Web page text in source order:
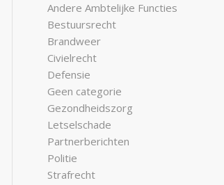
Andere Ambtelijke Functies
Bestuursrecht
Brandweer
Civielrecht
Defensie
Geen categorie
Gezondheidszorg
Letselschade
Partnerberichten
Politie
Strafrecht